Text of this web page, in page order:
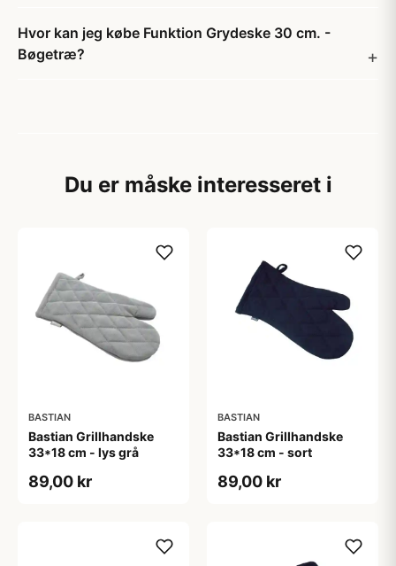
Hvor kan jeg købe Funktion Grydeske 30 cm. -
Bøgetræ?
Du er måske interesseret i
BASTIAN
Bastian Grillhandske
33*18 cm - lys grå
89,00 kr
BASTIAN
Bastian Grillhandske
33*18 cm - sort
89,00 kr